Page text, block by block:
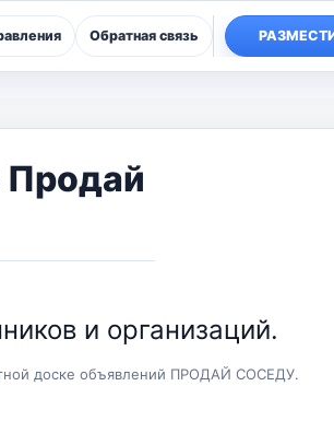
Обратная связь
Продай
и организаций.
доске объявлений ПРОДАЙ СОСЕДУ.